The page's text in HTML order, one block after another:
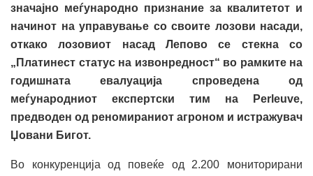
значајно меѓународно признание за квалитетот и
начинот на управување со своите лозови насади,
откако лозовиот насад Лепово се стекна со
„Платинест статус на извонредност“ во рамките на
годишната евалуација спроведена од
меѓународниот експертски тим на Perleuve,
предводен од реномираниот агроном и истражувач
Џовани Бигот.
Во конкуренција од повеќе од 2.200 мониторирани